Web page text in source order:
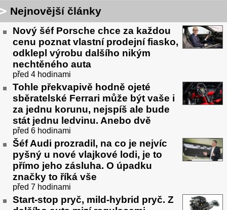
Nejnovější články
Nový šéf Porsche chce za každou
cenu poznat vlastní prodejní fiasko,
odklepl výrobu dalšího nikým
nechtěného auta
před 4 hodinami
Tohle překvapivě hodně ojeté
sběratelské Ferrari může být vaše i
za jednu korunu, nejspíš ale bude
stát jednu ledvinu. Anebo dvě
před 6 hodinami
Šéf Audi prozradil, na co je nejvíc
pyšný u nové vlajkové lodi, je to
přímo jeho zásluha. O úpadku
značky to říká vše
před 7 hodinami
Start-stop pryč, mild-hybrid pryč. Z